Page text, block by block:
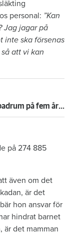
personal: ”Kan
Jag jagar på
inte ska försenas
att vi kan
Anmälde inte vattenskadat badrum på fem år – krävs på 125 000 kronor
på 274 885
även om det
är det
hon ansvar för
hindrat barnet
är det mamman